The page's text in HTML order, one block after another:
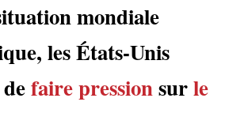
mondiale
les États-Unis
faire pressionsurle